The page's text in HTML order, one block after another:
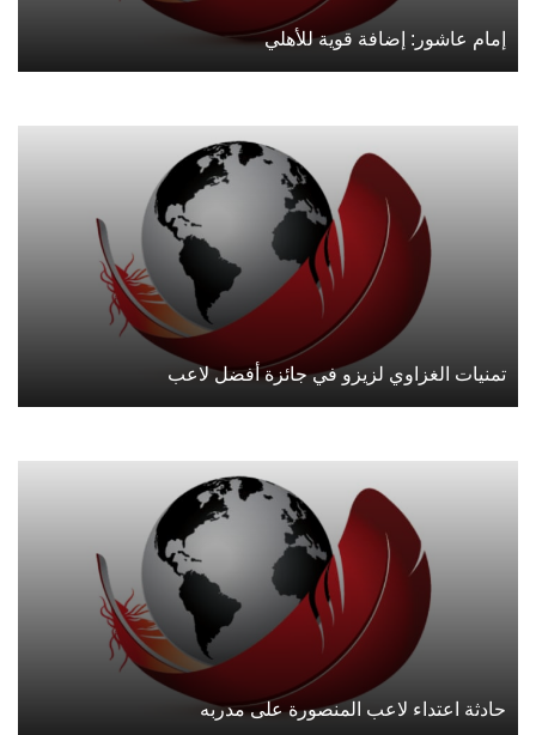
إمام عاشور: إضافة قوية للأهلي
تمنيات الغزاوي لزيزو في جائزة أفضل لاعب
حادثة اعتداء لاعب المنصورة على مدربه